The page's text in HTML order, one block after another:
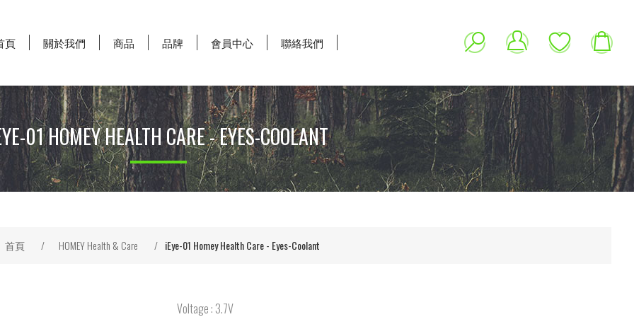
頁 關於我們 商品 品牌 會員中心 聯絡我們
首頁 / HOMEY Health & Care / iEye-01 Homey Health Care - Eyes-Coolant
01 HOMEY HEALTH CARE - EYES-COOLANT
Voltage : 3.7V